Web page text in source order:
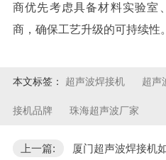
商优先考虑具备材料实验室
商，确保工艺升级的可持续性。
本文标签： 超声波焊接机 超声
接机品牌 珠海超声波厂家
上一篇:
厦门超声波焊接机